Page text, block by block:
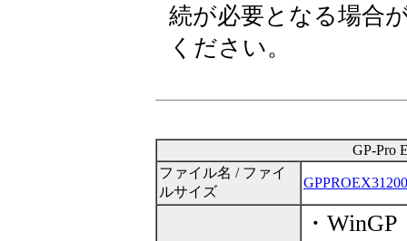
続が必要となる場合
ください。
GP-Pro
ファイル名 / ファイ
ルサイズ
・WinGP